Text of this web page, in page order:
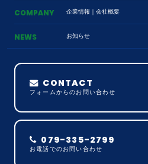
COMPANY 企業情報 ｜ 会社概要
NEWS お知らせ
CONTACT
フォームからのお問い合わせ
079-335-2799
お電話でのお問い合わせ